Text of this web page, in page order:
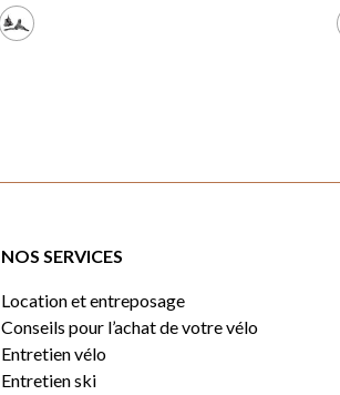
NOS SERVICES
Location et entreposage
Conseils pour l’achat de votre vélo
Entretien vélo
Entretien ski